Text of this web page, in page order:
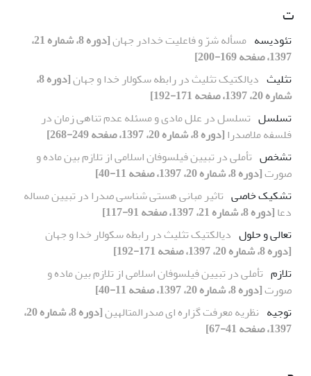
ت
تئودیسه مسأله شرّ و فاعلیت خدادر جهان
[دوره 8، شماره 21،
1397، صفحه 169-200]
تثلیث دیالکتیک تثلیث در رابطه سکولار خدا و جهان
[دوره 8،
شماره 20، 1397، صفحه 171-192]
تسلسل تسلسل در علل مادی و مسئله عدم تناهی زمان در
فلسفه ملاصدرا[دوره 8، شماره 20، 1397، صفحه 249-268]
تشخص تأملی در تبیین فیلسوفان اسلامی از تلازم بین ماده و
صورت[دوره 8، شماره 20، 1397، صفحه 11-40]
تشکیک خاصی تاثیر مبانی هستی شناسی صدرا در تبیین مساله
دعا[دوره 8، شماره 21، 1397، صفحه 91-117]
تعالی و حلول دیالکتیک تثلیث در رابطه سکولار خدا و جهان
[دوره 8، شماره 20، 1397، صفحه 171-192]
تلازم تأملی در تبیین فیلسوفان اسلامی از تلازم بین ماده و
صورت[دوره 8، شماره 20، 1397، صفحه 11-40]
توجیه نظریه معرفت گزاره ای صدرالمتالهین
[دوره 8، شماره 20،
1397، صفحه 41-67]